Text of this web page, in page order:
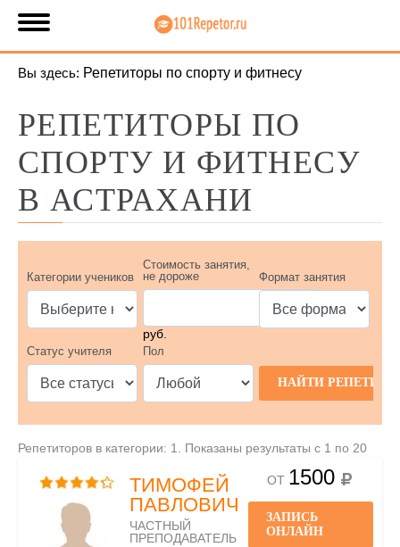
Вы здесь: Репетиторы по спорту и фитнесу
РЕПЕТИТОРЫ ПО
СПОРТУ И ФИТНЕСУ
В АСТРАХАНИ
Категории учеников
Стоимость занятия,
не дороже
руб.
Формат занятия
Статус учителя Пол
Репетиторов в категории: 1. Показаны результаты с 1 по 20
ТИМОФЕЙ
ПАВЛОВИЧ
ЧАСТНЫЙ
ПРЕПОДАВАТЕЛЬ
ОТ 1500
ЗАПИСЬ
ОНЛАЙН